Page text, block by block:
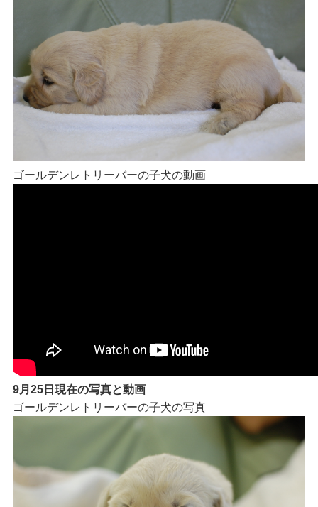
ゴールデンレトリーバーの子犬の動画
9月25日現在の写真と動画
ゴールデンレトリーバーの子犬の写真